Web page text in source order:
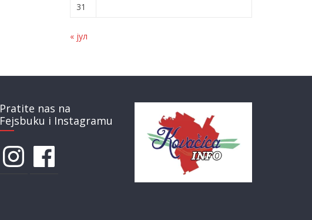
31
« јул
Pratite nas na
Fejsbuku i Instagramu
InstagramFacebook